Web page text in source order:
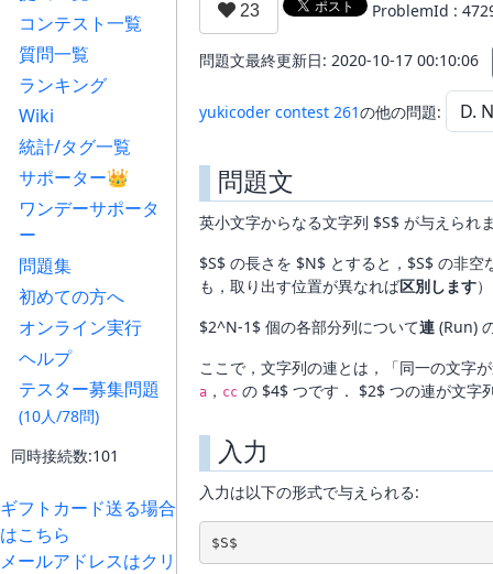
コンテスト一覧
質問一覧
ランキング
Wiki
統計/タグ一覧
サポーター👑
ワンデーサポータ
ー
問題集
初めての方へ
オンライン実行
ヘルプ
テスター募集問題
(10人/78問)
同時接続数:101
ギフトカード送る場合
はこちら
メールアドレスはクリ
ProblemId :
問題文最終更新日: 2020-10-17 00:10:06
yukicoder contest 261の他の問題:
問題文
英小文字からなる文字列 $S$ が与えられ
$S$ の長さを $N$ とすると，$S$ の非
も，取り出す位置が異なれば区別します
$2^N-1$ 個の各部分列について連 (Run)
ここで，文字列の連とは，「同一の文字
a ， cc の $4$ つです． $2$ つの連が文字
入力
入力は以下の形式で与えられる:
$S$